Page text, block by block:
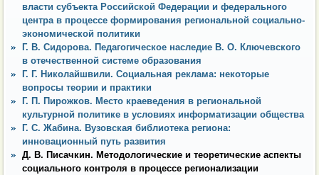
власти субъекта Российской Федерации и федерального
центра в процессе формирования региональной социально-
экономической политики
Г. В. Сидорова. Педагогическое наследие В. О. Ключевского
в отечественной системе образования
Г. Г. Николайшвили. Социальная реклама: некоторые
вопросы теории и практики
Г. П. Пирожков. Место краеведения в региональной
культурной политике в условиях информатизации общества
Г. С. Жабина. Вузовская библиотека региона:
инновационный путь развития
Д. В. Писачкин. Методологические и теоретические аспекты
социального контроля в процессе регионализации